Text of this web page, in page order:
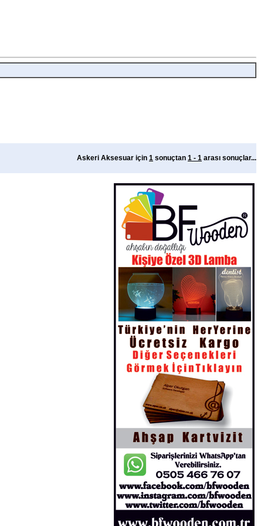
Askeri Aksesuar için 1 sonuçtan 1 - 1 arası sonuçlar...